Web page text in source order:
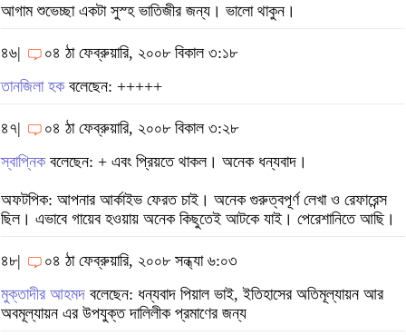
আগাম শুভেচ্ছা একটা সুস্হ ভাতিজীর জন্য। ভালো থাকুন।
৪৬|
০৪ ঠা ফেব্রুয়ারি, ২০০৮ বিকাল ৩:১৮
তানজিলা হকবলেছেন: +++++
৪৭|
০৪ ঠা ফেব্রুয়ারি, ২০০৮ বিকাল ৩:২৮
স্বাপ্নিকবলেছেন: + এবং প্রিয়তে থাকল। অনেক ধন্যবাদ।
অফটপিক: আপনার আর্কাইভ ফেরত চাই। অনেক গুরুত্বপূর্ণ লেখা ও রেফারেন্স
ছিল। এভাবে গায়েব হওয়ায় অনেক কিছুতেই আটকে যাই। পেরেশানিতে আছি।
৪৮|
০৪ ঠা ফেব্রুয়ারি, ২০০৮ সন্ধ্যা ৬:০৩
মুক্তাদীর আহমদ বলেছেন: ধন্যবাদ পিয়াল ভাই, ইতিহাসের অতিমূল্যায়ন আর
অবমূল্যায়ন এর উপযুক্ত দালিলীক প্রমাণের জন্য